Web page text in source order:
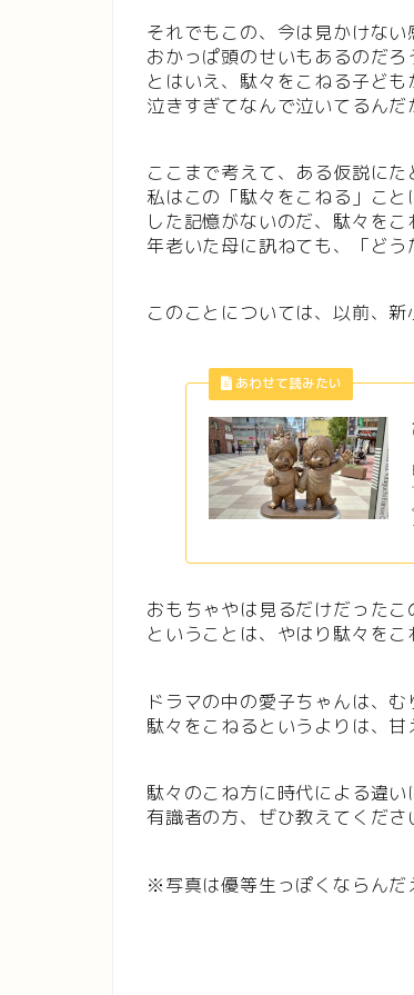
それでもこの、今は見かけな
おかっぱ頭のせいもあるのだろ
とはいえ、駄々をこねる子ど
泣きすぎてなんで泣いてるんだ
ここまで考えて、ある仮説にた
私はこの「駄々をこねる」こと
した記憶がないのだ、駄々をこ
年老いた母に訊ねても、「ど
このことについては、以前、
おもちゃやは見るだけだったこ
ということは、やはり駄々をこ
ドラマの中の愛子ちゃんは、
駄々をこねるというよりは、甘
駄々のこね方に時代による違い
有識者の方、ぜひ教えてくださ
※写真は優等生っぽくならんだ